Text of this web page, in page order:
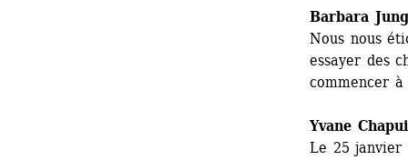
Barbara Jung
Nous nous
essayer des
commencer
Yvane
Le 25 janvier